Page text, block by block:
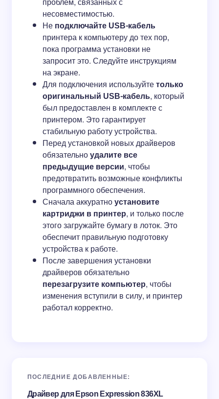
несовместимостью.
Неподключайте USB-кабель
принтера к компьютеру до тех пор,
пока программа установки не
запросит это. Следуйте инструкциям
на экране.
Для подключения используйтетолько
оригинальный USB-кабель, который
был предоставлен в комплекте с
принтером. Это гарантирует
стабильную работу устройства.
Перед установкой новых драйверов
обязательноудалите все
предыдущие версии, чтобы
предотвратить возможные конфликты
программного обеспечения.
Сначала аккуратноустановите
картриджи в принтер, и только после
этого загружайте бумагу в лоток. Это
обеспечит правильную подготовку
устройства к работе.
После завершения установки
драйверов обязательно
перезагрузите компьютер, чтобы
изменения вступили в силу, и принтер
работал корректно.
ПОСЛЕДНИЕ ДОБАВЛЕННЫЕ:
Драйвер для Epson Expression 836XL